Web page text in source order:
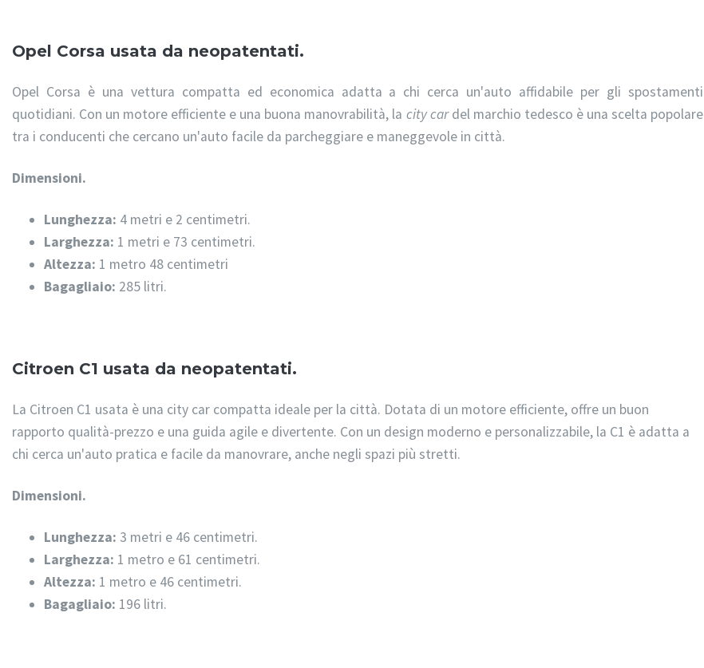
Opel Corsa usata da neopatentati.
Opel Corsa è una vettura compatta ed economica adatta a chi cerca un'auto affidabile per gli spostamenti
quotidiani. Con un motore efficiente e una buona manovrabilità, la city cardel marchio tedesco è una scelta popolare
tra i conducenti che cercano un'auto facile da parcheggiare e maneggevole in città.
Dimensioni.
Lunghezza: 4 metri e 2 centimetri.
Larghezza: 1 metri e 73 centimetri.
Altezza: 1 metro 48 centimetri
Bagagliaio: 285 litri.
Citroen C1 usata da neopatentati.
La Citroen C1 usata è una city car compatta ideale per la città. Dotata di un motore efficiente, offre un buon
rapporto qualità-prezzo e una guida agile e divertente. Con un design moderno e personalizzabile, la C1 è adatta a
chi cerca un'auto pratica e facile da manovrare, anche negli spazi più stretti.
Dimensioni.
Lunghezza: 3 metri e 46 centimetri.
Larghezza: 1 metro e 61 centimetri.
Altezza: 1 metro e 46 centimetri.
Bagagliaio: 196 litri.